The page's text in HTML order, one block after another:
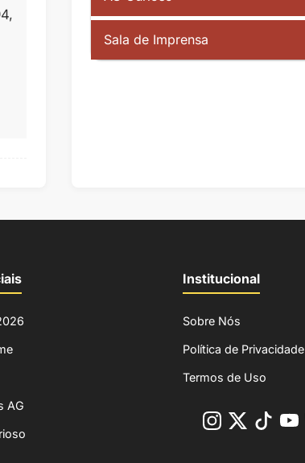
Sala de Imprensa
AG
Institucional
Sobre Nós
Política de Privacidade
Termos de Uso